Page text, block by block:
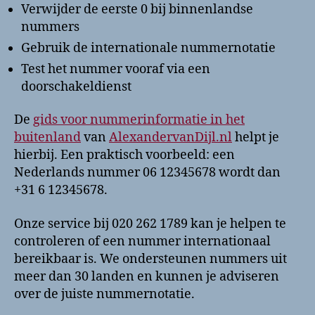
Verwijder de eerste 0 bij binnenlandse
nummers
Gebruik de internationale nummernotatie
Test het nummer vooraf via een
doorschakeldienst
De gids voor nummerinformatie in het
buitenlandvan AlexandervanDijl.nlhelpt je
hierbij. Een praktisch voorbeeld: een
Nederlands nummer 06 12345678 wordt dan
+31 6 12345678.
Onze service bij 020 262 1789 kan je helpen te
controleren of een nummer internationaal
bereikbaar is. We ondersteunen nummers uit
meer dan 30 landen en kunnen je adviseren
over de juiste nummernotatie.